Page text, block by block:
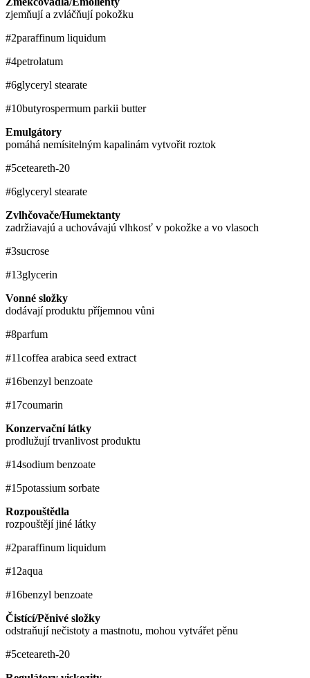
zjemňují a zvláčňují pokožku
#2paraffinum liquidum
#4petrolatum
#6glyceryl stearate
#10butyrospermum parkii butter
Emulgátory
pomáhá nemísitelným kapalinám vytvořit roztok
#5ceteareth-20
#6glyceryl stearate
Zvlhčovače/Humektanty
zadržiavajú a uchovávajú vlhkosť v pokožke a vo vlasoch
#3sucrose
#13glycerin
Vonné složky
dodávají produktu příjemnou vůni
#8parfum
#11coffea arabica seed extract
#16benzyl benzoate
#17coumarin
Konzervační látky
prodlužují trvanlivost produktu
#14sodium benzoate
#15potassium sorbate
Rozpouštědla
rozpouštějí jiné látky
#2paraffinum liquidum
#12aqua
#16benzyl benzoate
Čistící/Pěnivé složky
odstraňují nečistoty a mastnotu, mohou vytvářet pěnu
#5ceteareth-20